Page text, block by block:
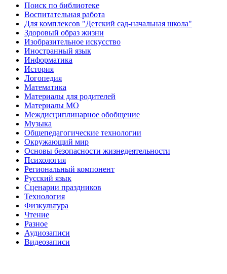
Поиск по библиотеке
Воспитательная работа
Для комплексов "Детский сад-начальная школа"
Здоровый образ жизни
Изобразительное искусство
Иностранный язык
Информатика
История
Логопедия
Математика
Материалы для родителей
Материалы МО
Междисциплинарное обобщение
Музыка
Общепедагогические технологии
Окружающий мир
Основы безопасности жизнедеятельности
Психология
Региональный компонент
Русский язык
Сценарии праздников
Технология
Физкультура
Чтение
Разное
Аудиозаписи
Видеозаписи